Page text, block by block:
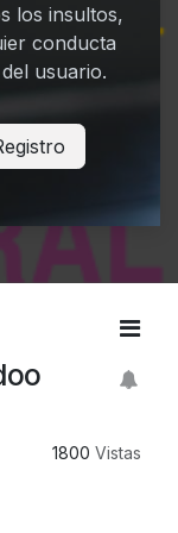
los insultos,
conducta
usuario.
1800 Vistas